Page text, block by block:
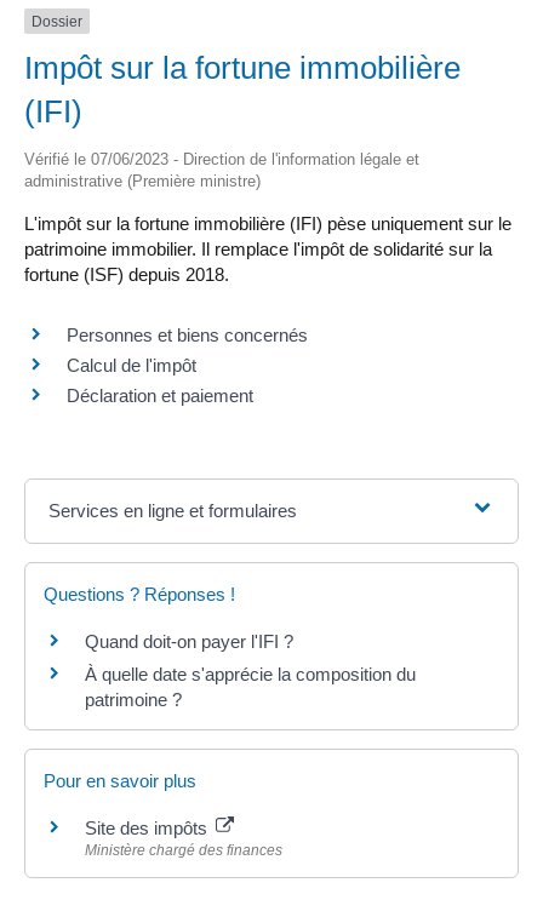
Dossier
Impôt sur la fortune immobilière
(IFI)
Vérifié le 07/06/2023 - Direction de l'information légale et
administrative (Première ministre)
L'impôt sur la fortune immobilière (IFI) pèse uniquement sur le
patrimoine immobilier. Il remplace l'impôt de solidarité sur la
fortune (ISF) depuis 2018.
Personnes et biens concernés
Calcul de l'impôt
Déclaration et paiement
Services en ligne et formulaires
Questions ? Réponses !
Quand doit-on payer l'IFI ?
À quelle date s'apprécie la composition du
patrimoine ?
Pour en savoir plus
Site des impôts
Ministère chargé des finances